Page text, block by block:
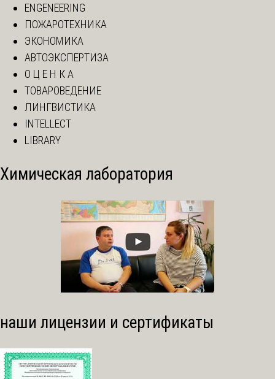
ENGENEERING
ПОЖАРОТЕХНИКА
ЭКОНОМИКА
АВТОЭКСПЕРТИЗА
О Ц Е Н К А
ТОВАРОВЕДЕНИЕ
ЛИНГВИСТИКА
INTELLECT
LIBRARY
Химическая лаборатория
наши лицензии и сертификаты